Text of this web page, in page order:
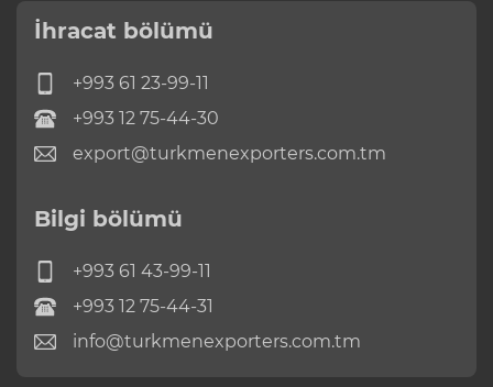
İhracat bölümü
+993 61 23-99-11
+993 12 75-44-30
export@turkmenexporters.com.tm
Bilgi bölümü
+993 61 43-99-11
+993 12 75-44-31
info@turkmenexporters.com.tm